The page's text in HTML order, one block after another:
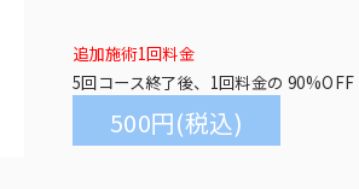
追加施術1回料金
5回コース終了後、1回料金の 90%OFF
500円(税込)